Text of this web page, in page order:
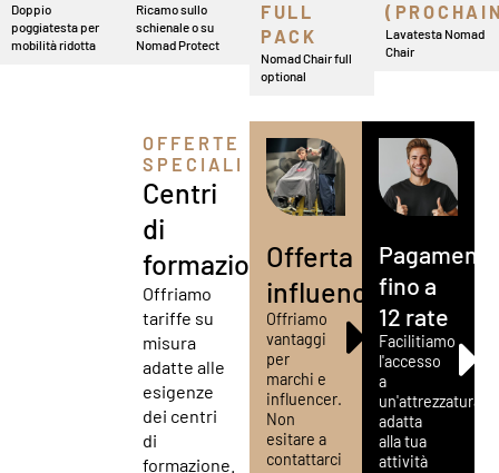
Doppio
poggiatesta per
mobilità ridotta
Ricamo sullo
schienale o su
Nomad Protect
FULL
PACK
Nomad Chair full
optional
Lavatesta Nomad
Chair
OFFERTE
SPECIALI
Centri
di
formazione
Offriamo
tariffe su
misura
adatte alle
esigenze
dei centri
di
formazione.
Offerta
influencer
Offriamo
vantaggi
per
marchi e
influencer.
Non
esitare a
contattarci
Pagamento
fino a
12 rate
Facilitiamo
l'accesso
a
un'attrezzatura
adatta
alla tua
attività